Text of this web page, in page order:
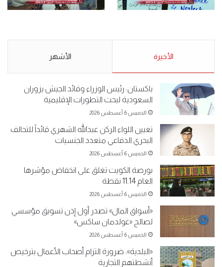
5-2019.
نبيع مخدرات يعني ولا خمر؟!.
الأخيرة الأشهر
باكستان: رئيس الوزراء وقائد الجيش يزوران
السعودية لبحث التطورات الإقليمية
الخميس 6 أغسطس 2026
تعيين اللواء الركن عبدالله الشهري قائداً للتحالف
البحري الدفاعي متعدد الجنسيات
الخميس 6 أغسطس 2026
بورصة الكويت تغلق على انخفاض مؤشرها
العام 11.14 نقطة
الخميس 6 أغسطس 2026
«أسواق المال» تصدر أول إذن تسويق مؤسسي
لصالح «غولدمان ساكس»
الخميس 6 أغسطس 2026
«البلدية»: ضرورة التزام أصحاب الأعمال بترخيص
أنشطتهم التجارية